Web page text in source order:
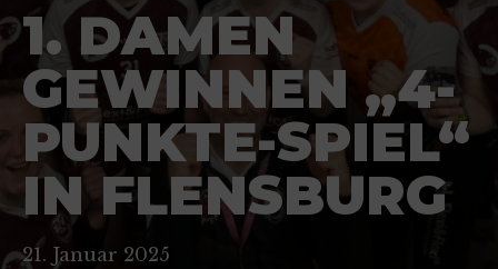
1. DAMEN
GEWINNEN „4-
PUNKTE-SPIEL“
IN FLENSBURG
21. Januar 2025